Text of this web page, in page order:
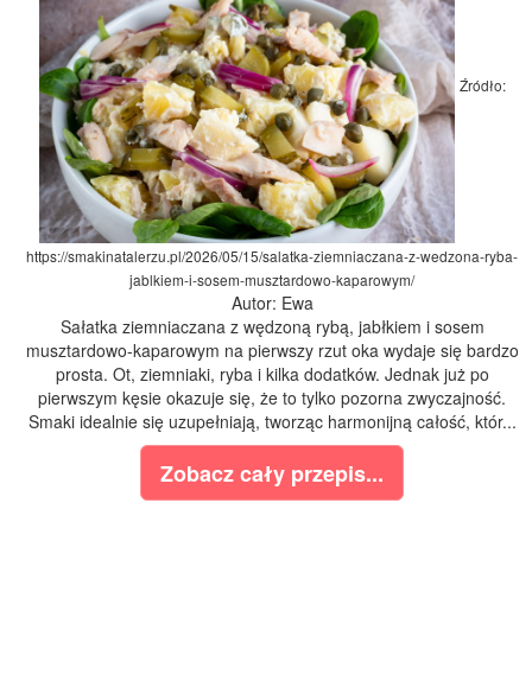
Źródło:
https://smakinatalerzu.pl/2026/05/15/salatka-ziemniaczana-z-wedzona-ryba-
jablkiem-i-sosem-musztardowo-kaparowym/
Autor: Ewa
Sałatka ziemniaczana z wędzoną rybą, jabłkiem i sosem
musztardowo-kaparowym na pierwszy rzut oka wydaje się bardzo
prosta. Ot, ziemniaki, ryba i kilka dodatków. Jednak już po
pierwszym kęsie okazuje się, że to tylko pozorna zwyczajność.
Smaki idealnie się uzupełniają, tworząc harmonijną całość, któr...
Zobacz cały przepis...